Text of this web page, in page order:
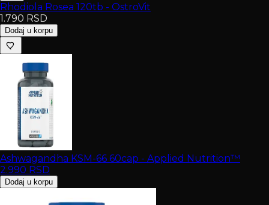
Rhodiola Rosea 120tb - OstroVit
1.790 RSD
Dodaj u korpu
Ashwagandha KSM-66 60cap - Applied Nutrition™
2.990 RSD
Dodaj u korpu